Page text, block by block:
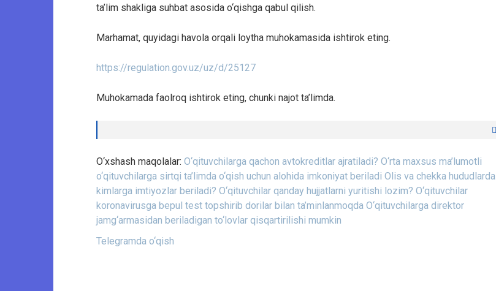
ta’lim shakliga suhbat asosida o‘qishga qabul qilish.
Marhamat, quyidagi havola orqali loytha muhokamasida ishtirok eting.
https://regulation.gov.uz/uz/d/25127
Muhokamada faolroq ishtirok eting, chunki najot ta’limda.
O‘xshash maqolalar: O‘qituvchilarga qachon avtokreditlar ajratiladi? O‘rta maxsus ma’lumotli
o‘qituvchilarga sirtqi ta’limda o‘qish uchun alohida imkoniyat beriladi Olis va chekka hududlarda
kimlarga imtiyozlar beriladi? O‘qituvchilar qanday hujjatlarni yuritishi lozim? O‘qituvchilar
koronavirusga bepul test topshirib dorilar bilan ta’minlanmoqda O‘qituvchilarga direktor
jamg‘armasidan beriladigan to‘lovlar qisqartirilishi mumkin
Telegramda o‘qish